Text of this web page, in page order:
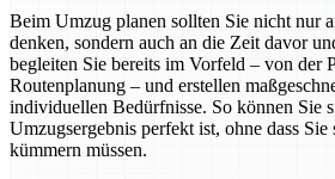
Beim Umzug planen sollten Sie nicht nur
denken, sondern auch an die Zeit davor
begleiten Sie bereits im Vorfeld – von der
Routenplanung – und erstellen
individuellen Bedürfnisse. So können Sie
Umzugsergebnis perfekt ist, ohne dass
kümmern müssen.